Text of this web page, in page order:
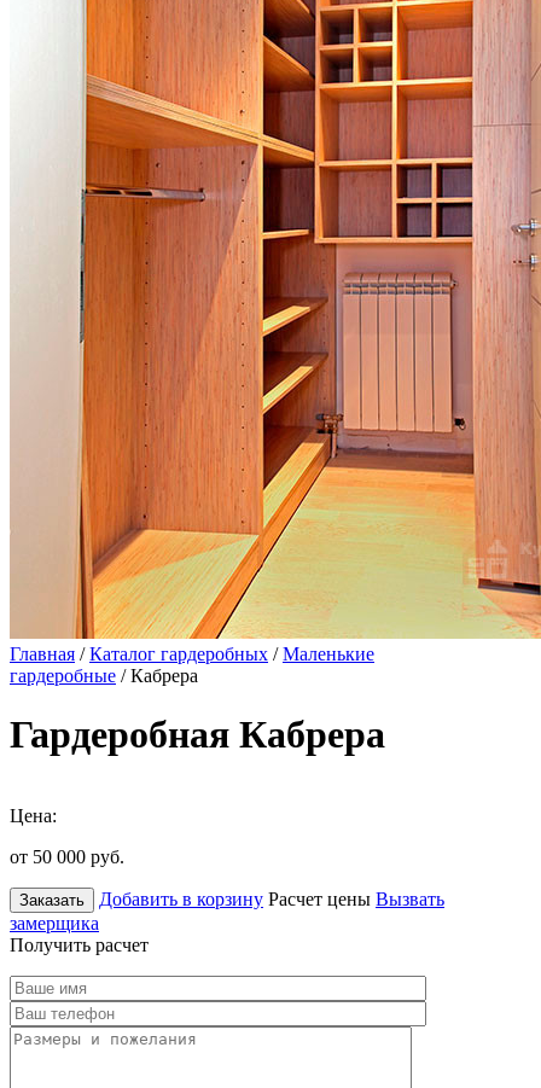
Главная /Каталог гардеробных /Маленькие
гардеробные / Кабрера
Гардеробная Кабрера
Цена:
от 50 000 руб.
Заказать Добавить в корзину Расчет цены Вызвать
замерщика
Получить расчет